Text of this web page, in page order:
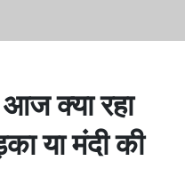
क्या रहा
या मंदी की